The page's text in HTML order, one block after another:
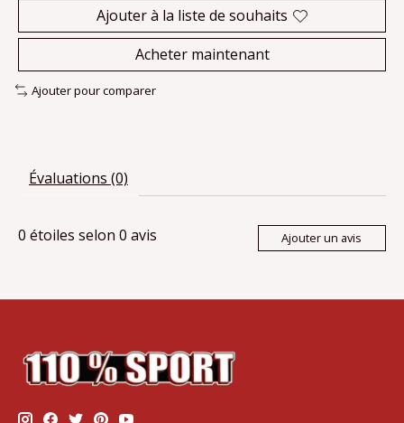
Ajouter à la liste de souhaits
Acheter maintenant
Ajouter pour comparer
Évaluations (0)
0 étoiles selon 0 avis Ajouter un avis